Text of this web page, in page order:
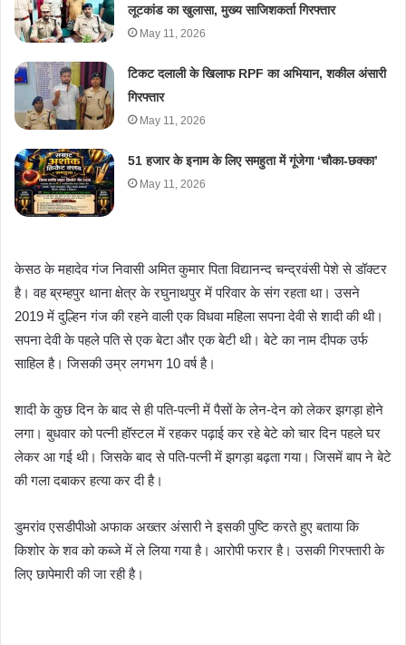
लूटकांड का खुलासा, मुख्य साजिशकर्ता गिरफ्तार
May 11, 2026
टिकट दलाली के खिलाफ RPF का अभियान, शकील अंसारी
गिरफ्तार
May 11, 2026
51 हजार के इनाम के लिए समहुता में गूंजेगा ‘चौका-छक्का’
May 11, 2026
केसठ के महादेव गंज निवासी अमित कुमार पिता विद्यानन्द चन्द्रवंसी पेशे से डॉक्टर
है। वह ब्रम्हपुर थाना क्षेत्र के रघुनाथपुर में परिवार के संग रहता था। उसने
2019 में दुल्हिन गंज की रहने वाली एक विधवा महिला सपना देवी से शादी की थी।
सपना देवी के पहले पति से एक बेटा और एक बेटी थी। बेटे का नाम दीपक उर्फ
साहिल है। जिसकी उम्र लगभग 10 वर्ष है।
शादी के कुछ दिन के बाद से ही पति-पत्नी में पैसों के लेन-देन को लेकर झगड़ा होने
लगा। बुधवार को पत्नी हॉस्टल में रहकर पढ़ाई कर रहे बेटे को चार दिन पहले घर
लेकर आ गई थी। जिसके बाद से पति-पत्नी में झगड़ा बढ़ता गया। जिसमें बाप ने बेटे
की गला दबाकर हत्या कर दी है।
डुमरांव एसडीपीओ अफाक अख्तर अंसारी ने इसकी पुष्टि करते हुए बताया कि
किशोर के शव को कब्जे में ले लिया गया है। आरोपी फरार है। उसकी गिरफ्तारी के
लिए छापेमारी की जा रही है।